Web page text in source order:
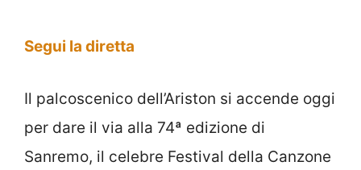
Segui la diretta
Il palcoscenico dell’Ariston si accende oggi
per dare il via alla 74ª edizione di
Sanremo, il celebre Festival della Canzone